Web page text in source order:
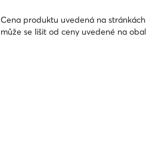
Cena produktu uvedená na
může se lišit od ceny uvedené na